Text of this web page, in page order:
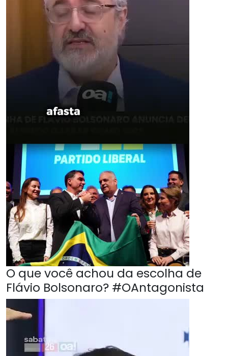
O que você achou da escolha de
Flávio Bolsonaro? #OAntagonista